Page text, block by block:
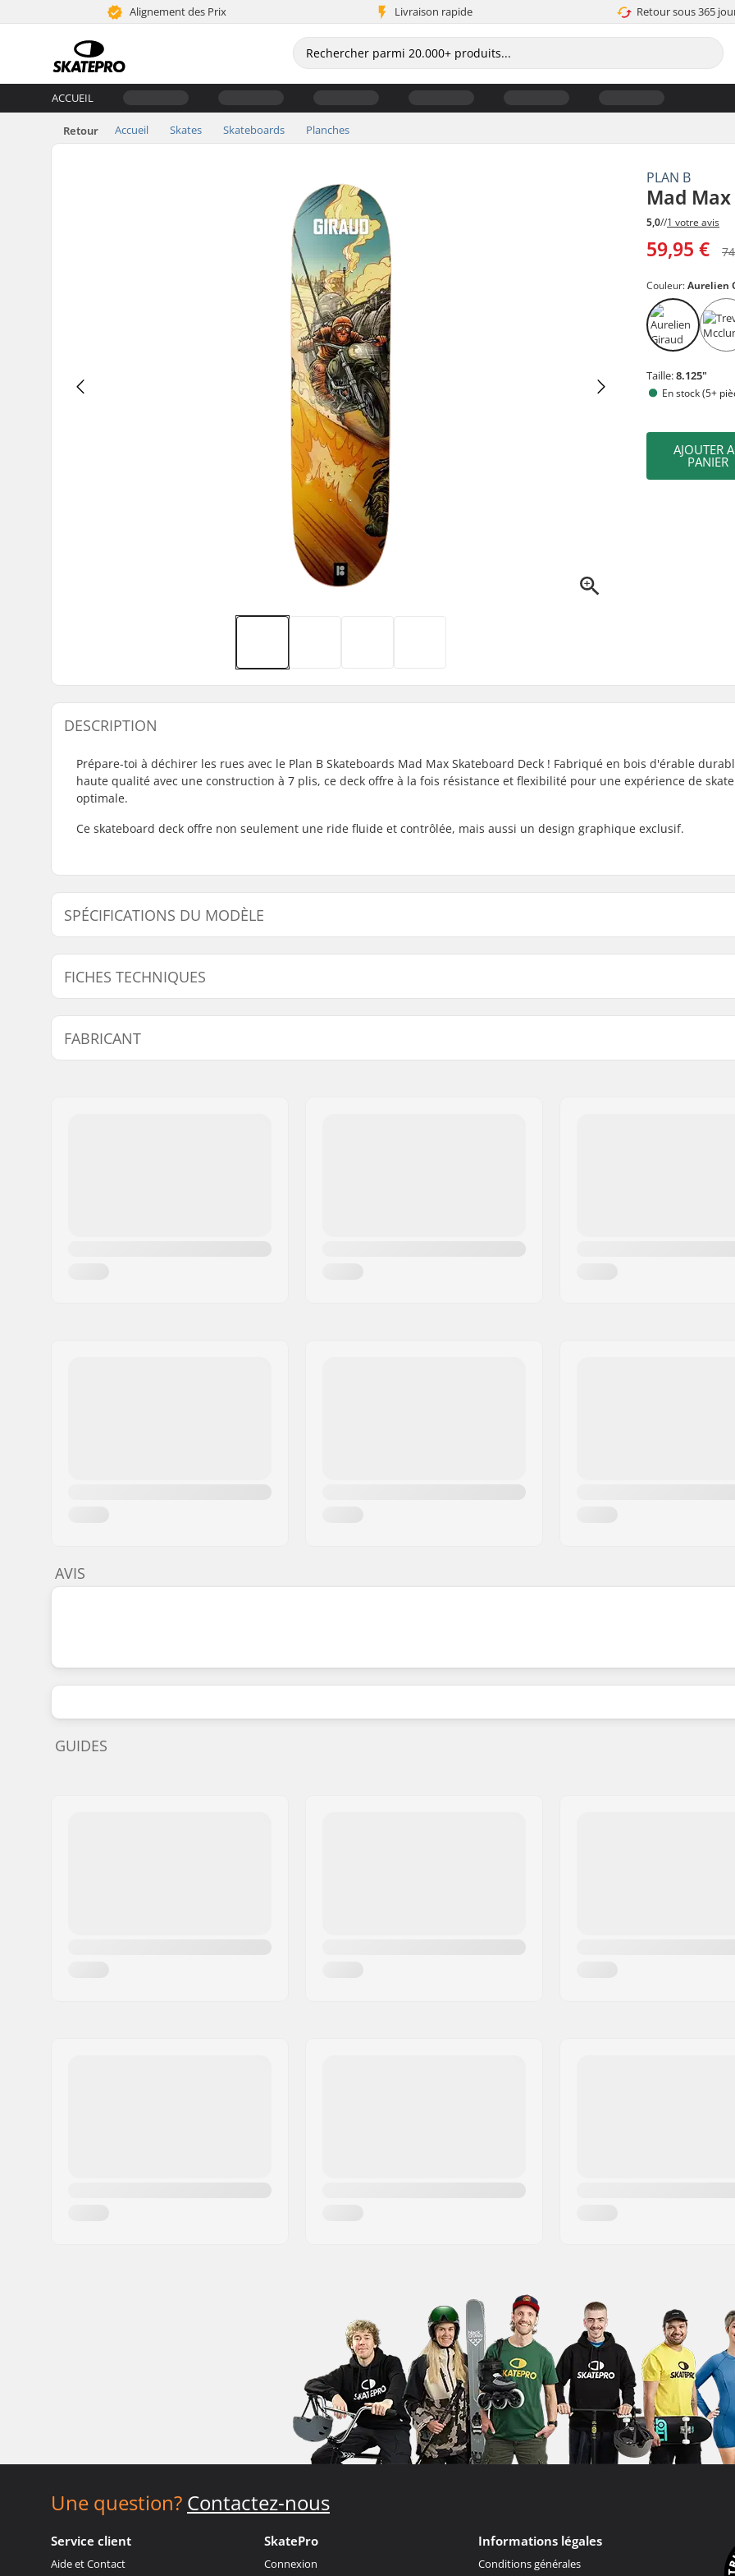
Alignement des Prix Livraison rapide Retour sous 365
ACCUEIL
Retour Accueil Skates Skateboards Planches
PLAN B
Mad
5,0//1 votre avis
59,95 €
Couleur:Aurelien
Taille:8.125"
En stock (5+
AJOUTER
PANIER
DESCRIPTION
Prépare-toi à déchirer les rues avec le Plan B Skateboards Mad Max Skateboard Deck ! Fabriqué en bois d'érable
haute qualité avec une construction à 7 plis, ce deck offre à la fois résistance et flexibilité pour une expérience de
optimale.
Ce skateboard deck offre non seulement une ride fluide et contrôlée, mais aussi un design graphique exclusif.
SPÉCIFICATIONS DU MODÈLE
8" - Felipe Gustavo
8.25" - Trevor Mcclung
8.25" - Tommy Fynn
FICHES TECHNIQUES
Matériel du deck: Érable, 7 plis Griptape:
FABRICANT
AVIS
GUIDES
Une question? Contactez-nous
Service client
Aide et Contact
SkatePro
Connexion
Informations légales
Conditions générales